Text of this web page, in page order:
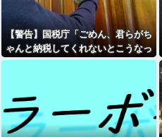
【警告】国税庁「ごめん、君らがち
ゃんと納税してくれないとこうなっ
ちゃうけどどうする？」⇒！！！